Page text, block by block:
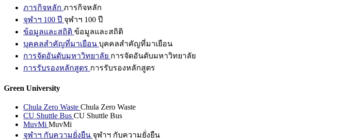
ภารกิจหลัก ภารกิจหลัก
จุฬาฯ 100 ปี จุฬาฯ 100 ปี
ข้อมูลและสถิติ ข้อมูลและสถิติ
บุคคลสำคัญที่มาเยือน บุคคลสำคัญที่มาเยือน
การจัดอันดับมหาวิทยาลัย การจัดอันดับมหาวิทยาลัย
การรับรองหลักสูตร การรับรองหลักสูตร
Green University
Chula Zero Waste Chula Zero Waste
CU Shuttle Bus CU Shuttle Bus
MuvMi MuvMi
จุฬาฯ กับความยั่งยืน จุฬาฯ กับความยั่งยืน